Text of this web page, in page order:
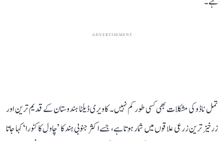
ADVERTISEMENT
تمل ناڈو کی مشکلات بھی کسی طور کم نہیں۔ کاویری ڈیلٹا ہندوستان کے قدیم ترین اور
زرخیز ترین زرعی علاقوں میں شمار ہوتا ہے، جسے اکثر جنوبی ہند کا ’چاول کا کٹورا‘ کہا جاتا